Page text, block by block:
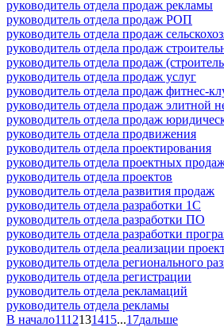
руководитель отдела продаж рекламы
руководитель отдела продаж РОП
руководитель отдела продаж
руководитель отдела продаж
руководитель отдела продаж
руководитель отдела продаж услуг
руководитель отдела продаж фитнес-
руководитель отдела продаж элитной
руководитель отдела продаж
руководитель отдела продвижения
руководитель отдела проектирования
руководитель отдела проектных
руководитель отдела проектов
руководитель отдела развития продаж
руководитель отдела разработки 1С
руководитель отдела разработки ПО
руководитель отдела разработки
руководитель отдела реализации
руководитель отдела регионального
руководитель отдела регистрации
руководитель отдела рекламаций
руководитель отдела рекламы
В начало1112131415...17дальше